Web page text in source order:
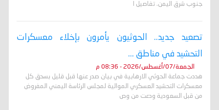
جنوب شرق اليمن. تفاصيل ا
تصعيد جديد.. الحوثيون يأمرون بإخلاء معسكرات
التحشيد في مناطق ...
الجمعة/07/أغسطس/2026 - 08:36 م
هددت جماعة الحوثي الارهابية في بيان صدر عنها قبل قليل بسحق كل
معسكرات التحشيد العسكري الموالية لمجلس الرئاسة اليمني المفروض
من قبل السعودية ودعت من وص